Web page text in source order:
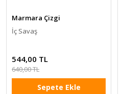
Marmara Çizgi
İç Savaş
544,00 TL
640,00 TL
Sepete Ekle